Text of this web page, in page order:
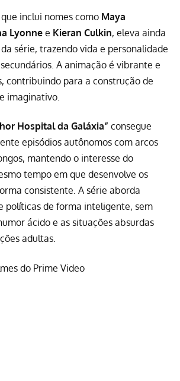
inclui nomes como Maya
Lyonne e Kieran Culkin, eleva ainda
série, trazendo vida e personalidade
A animação é vibrante e
contribuindo para a construção de
imaginativo.
Hospital da Galáxia” consegue
episódios autônomos com arcos
mantendo o interesse do
tempo em que desenvolve os
consistente. A série aborda
políticas de forma inteligente, sem
ácido e as situações absurdas
adultas.
do Prime Video